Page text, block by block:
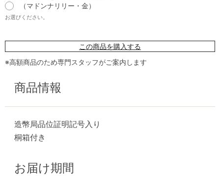
（マドンナリリー・金）
お選びください。
この商品を購入する
※高額商品のため専門スタッフがご案内します
商品情報
造幣局品位証明記号入り
桐箱付き
お届け期間